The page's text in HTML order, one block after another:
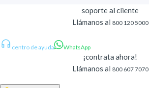
soporte al cliente
Llámanos al 800 120 5000
centro de ayuda WhatsApp
¡contrata ahora!
Llámanos al 800 607 7070